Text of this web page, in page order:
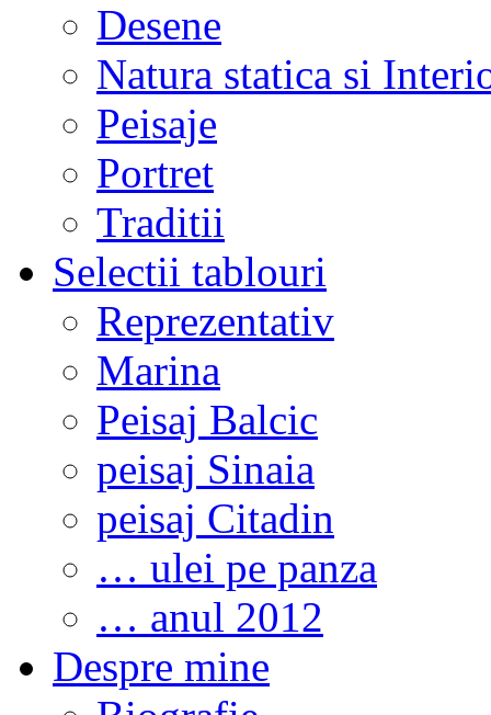
Desene
Natura statica si
Peisaje
Portret
Traditii
Selectii tablouri
Reprezentativ
Marina
Peisaj Balcic
peisaj Sinaia
peisaj Citadin
… ulei pe panza
… anul 2012
Despre mine